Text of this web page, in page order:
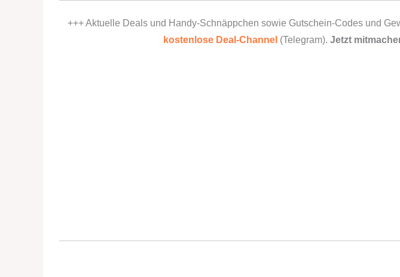
+++ Aktuelle Deals und Handy-Schnäppchen sowie Gutschein-Codes und
kostenlose Deal-Channel (Telegram). Jetzt